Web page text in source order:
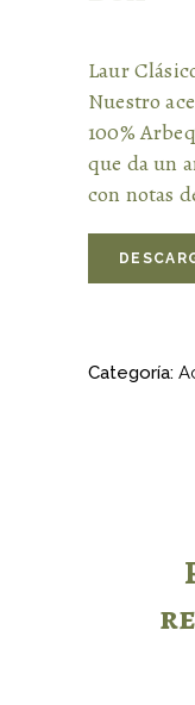
Laur
Nuestro
100%
que da un
con notas
Categoría: